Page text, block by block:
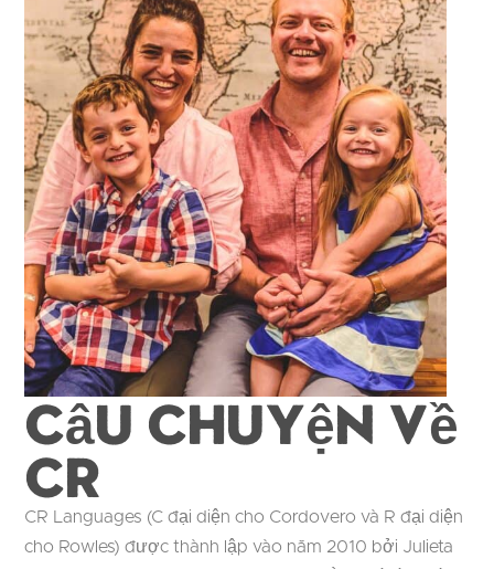
Câu chuyện về
CR
CR Languages (C đại diện cho Cordovero và R đại diện
cho Rowles) được thành lập vào năm 2010 bởi Julieta